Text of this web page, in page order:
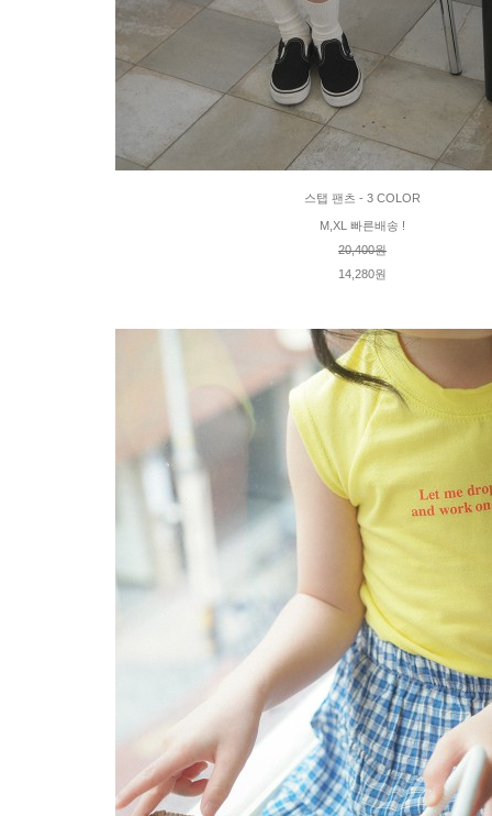
스탭 팬츠 - 3 COLOR
M,XL 빠른배송 !
20,400원
14,280원